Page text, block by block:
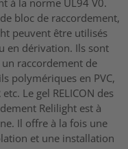
bloc de raccordement,
peuvent être utilisés
en dérivation. Ils sont
raccordement de
polymériques en PVC,
etc. Le gel RELICON des
Relilight est à
Il offre à la fois une
et une installation